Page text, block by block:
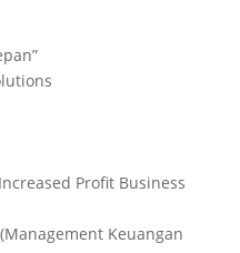
Profit Business
Keuangan